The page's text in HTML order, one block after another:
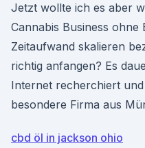
Jetzt wollte ich es aber
Cannabis Business ohne
Zeitaufwand skalieren
richtig anfangen? Es
Internet recherchiert
besondere Firma aus
cbd öl in jackson ohio